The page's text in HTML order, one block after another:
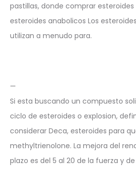
pastillas, donde comprar esteroides
esteroides anabolicos Los
utilizan a menudo para.
—
Si esta buscando un compuesto
ciclo de esteroides o explosion,
considerar Deca, esteroides para
methyltrienolone. La mejora del
plazo es del 5 al 20 de la fuerza y